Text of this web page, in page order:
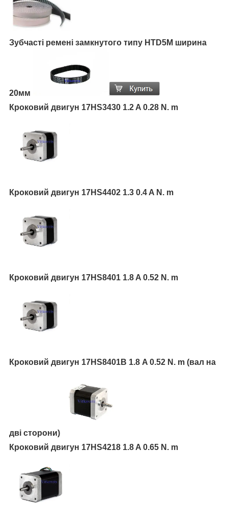
Зубчасті ремені замкнутого типу HTD5M ширина
20мм
Кроковий двигун 17HS3430 1.2 A 0.28 N. m
Кроковий двигун 17HS4402 1.3 0.4 A N. m
Кроковий двигун 17HS8401 1.8 A 0.52 N. m
Кроковий двигун 17НЅ8401В 1.8 A 0.52 N. m (вал на
дві сторони)
Кроковий двигун 17HS4218 1.8 A 0.65 N. m